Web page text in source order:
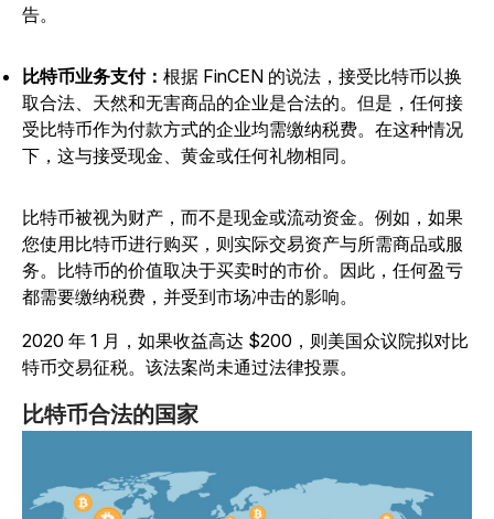
告。
比特币业务支付： 根据 FinCEN 的说法，接受比特币以换
取合法、天然和无害商品的企业是合法的。但是，任何接
受比特币作为付款方式的企业均需缴纳税费。在这种情况
下，这与接受现金、黄金或任何礼物相同。
比特币被视为财产，而不是现金或流动资金。例如，如果
您使用比特币进行购买，则实际交易资产与所需商品或服
务。比特币的价值取决于买卖时的市价。因此，任何盈亏
都需要缴纳税费，并受到市场冲击的影响。
2020 年 1 月，如果收益高达 $200，则美国众议院拟对比
特币交易征税。该法案尚未通过法律投票。
比特币合法的国家